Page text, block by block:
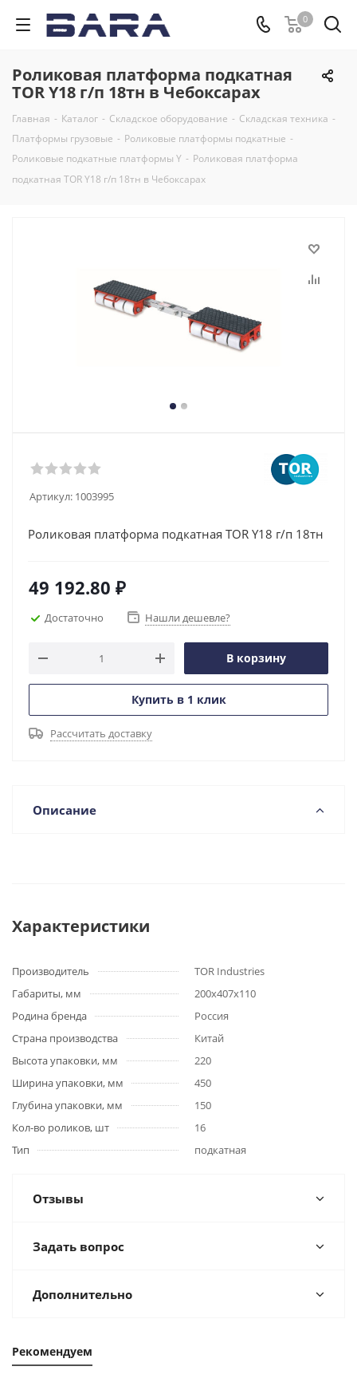
0
Роликовая платформа подкатная
TOR Y18 г/п 18тн в Чебоксарах
Главная - Каталог - Складское оборудование - Складская техника -
Платформы грузовые - Роликовые платформы подкатные -
Роликовые подкатные платформы Y - Роликовая платформа
подкатная TOR Y18 г/п 18тн в Чебоксарах
Артикул: 1003995
Роликовая платформа подкатная TOR Y18 г/п 18тн
49 192.80 ₽
Достаточно Нашли дешевле?
В корзину
Купить в 1 клик
Рассчитать доставку
Описание
Характеристики
Производитель
TOR Industries
Габариты, мм
200x407x110
Родина бренда
Россия
Страна производства
Китай
Высота упаковки, мм
220
Ширина упаковки, мм
450
Глубина упаковки, мм
150
Кол-во роликов, шт
16
Тип
подкатная
Отзывы
Задать вопрос
Дополнительно
Рекомендуем